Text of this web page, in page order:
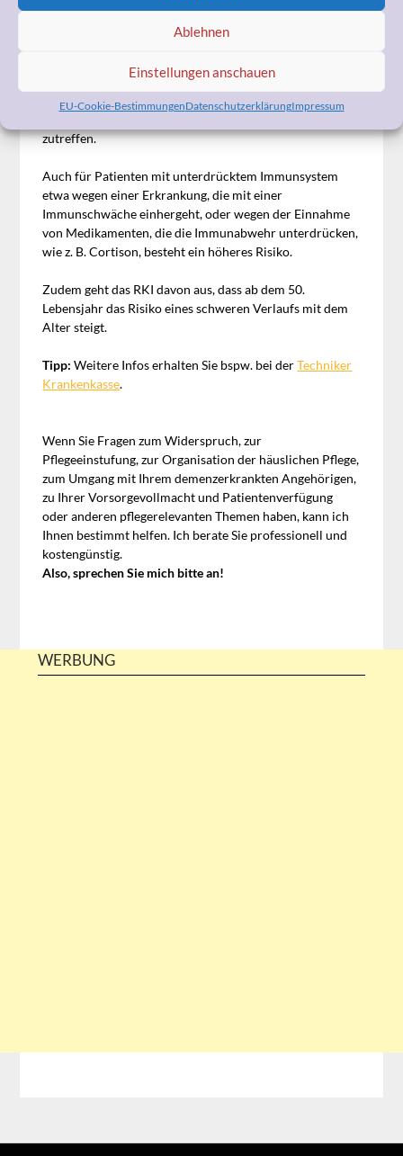
Ablehnen
Einstellungen anschauen
EU-Cookie-BestimmungenDatenschutzerklärungImpressum
Ein besonderes Risiko, sich mit COVID-19 zu infizieren,
Diabetes, Erkrankungen des Atmungssystems, der Leber,
der Niere, Krebserkrankungen leiden, oder bei denen
zutreffen.
Auch für Patienten mit unterdrücktem Immunsystem
etwa wegen einer Erkrankung, die mit einer
Immunschwäche einhergeht, oder wegen der Einnahme
von Medikamenten, die die Immunabwehr unterdrücken,
wie z. B. Cortison, besteht ein höheres Risiko.
Zudem geht das RKI davon aus, dass ab dem 50.
Lebensjahr das Risiko eines schweren Verlaufs mit dem
Alter steigt.
Tipp: Weitere Infos erhalten Sie bspw. bei derTechniker
Krankenkasse.
Wenn Sie Fragen zum Widerspruch, zur
Pflegeeinstufung, zur Organisation der häuslichen Pflege,
zum Umgang mit Ihrem demenzerkrankten Angehörigen,
zu Ihrer Vorsorgevollmacht und Patientenverfügung
oder anderen pflegerelevanten Themen haben, kann ich
Ihnen bestimmt helfen. Ich berate Sie professionell und
kostengünstig.
Also, sprechen Sie mich bitte an!
WERBUNG